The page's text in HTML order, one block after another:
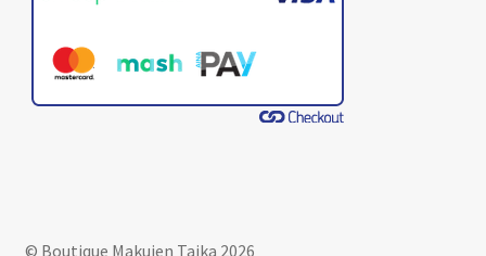
© Boutique Makujen Taika 2026